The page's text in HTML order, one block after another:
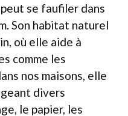
se faufiler dans
Son habitat naturel
où elle aide à
comme les
nos maisons, elle
divers
le papier, les